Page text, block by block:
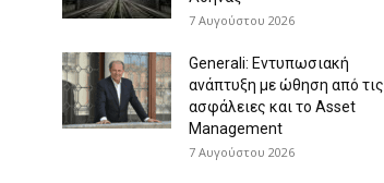
7 Αυγούστου 2026
Generali: Eντυπωσιακή
ανάπτυξη με ώθηση από τις
ασφάλειες και το Asset
Management
7 Αυγούστου 2026